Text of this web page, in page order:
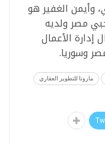
وأيمن الغفير هو
مصر ولديه
إدارة الأعمال
وسوريا.
ماروتا للتطوير العقاري